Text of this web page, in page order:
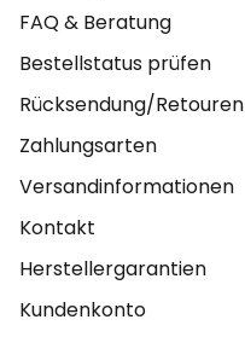
FAQ & Beratung
Bestellstatus prüfen
Rücksendung/Retouren
Zahlungsarten
Versandinformationen
Kontakt
Herstellergarantien
Kundenkonto